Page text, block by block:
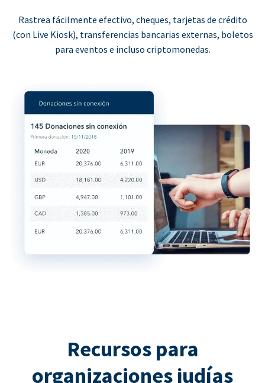
Rastrea fácilmente efectivo, cheques, tarjetas de crédito
(con Live Kiosk), transferencias bancarias externas, boletos
para eventos e incluso criptomonedas.
Recursos para
organizaciones judías